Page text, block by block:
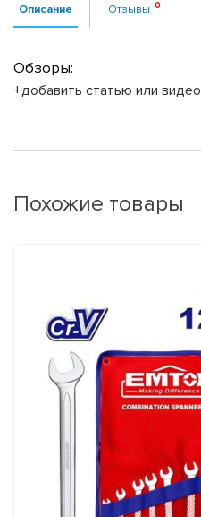
Описание Отзывы
Обзоры:
+добавить статью или видео
Похожие товары